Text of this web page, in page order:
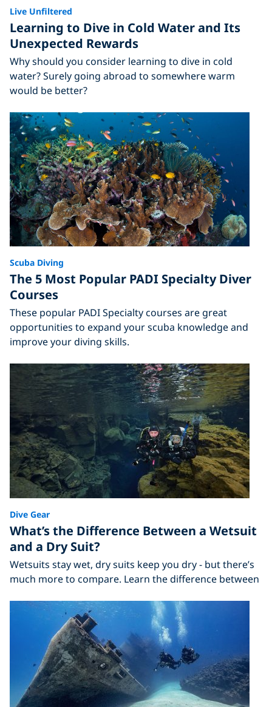
Live Unfiltered
Learning to Dive in Cold Water and Its
Unexpected Rewards
Why should you consider learning to dive in cold
water? Surely going abroad to somewhere warm
would be better?
Scuba Diving
The 5 Most Popular PADI Specialty Diver
Courses
These popular PADI Specialty courses are great
opportunities to expand your scuba knowledge and
improve your diving skills.
Dive Gear
What’s the Difference Between a Wetsuit
and a Dry Suit?
Wetsuits stay wet, dry suits keep you dry - but there’s
much more to compare. Learn the difference between